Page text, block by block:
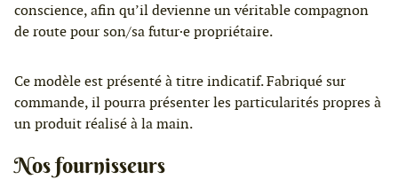
conscience, afin qu’il devienne un véritable compagnon
de route pour son/sa futur·e propriétaire.
Ce modèle est présenté à titre indicatif. Fabriqué sur
commande, il pourra présenter les particularités propres à
un produit réalisé à la main.
Nos fournisseurs